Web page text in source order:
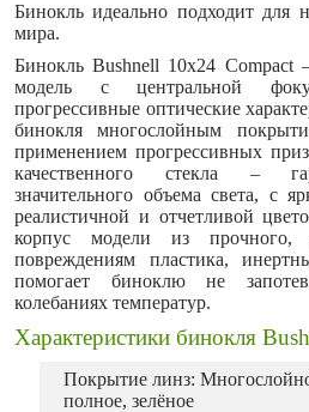
Бинокль идеально подходит для
мира.
Бинокль Bushnell 10x24 Compact
модель с центральной
прогрессивные оптические
бинокля многослойным
применением прогрессивных
качественного стекла –
значительного объема света, с
реалистичной и отчетливой
корпус модели из
повреждениям пластика,
помогает биноклю не
колебаниях температур.
Характеристики бинокля
Покрытие линз:
полное, зелёное